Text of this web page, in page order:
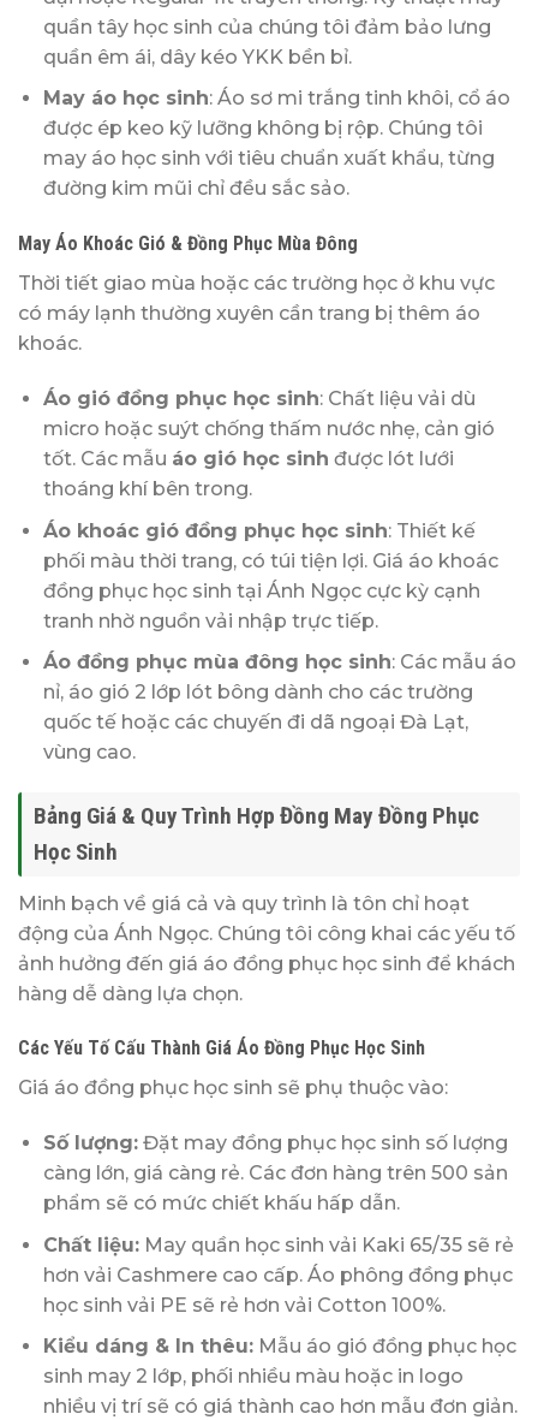
quần tây học sinh của chúng tôi đảm bảo lưng
quần êm ái, dây kéo YKK bền bỉ.
May áo học sinh: Áo sơ mi trắng tinh khôi, cổ áo
được ép keo kỹ lưỡng không bị rộp. Chúng tôi
may áo học sinh với tiêu chuẩn xuất khẩu, từng
đường kim mũi chỉ đều sắc sảo.
May Áo Khoác Gió & Đồng Phục Mùa Đông
Thời tiết giao mùa hoặc các trường học ở khu vực
có máy lạnh thường xuyên cần trang bị thêm áo
khoác.
Áo gió đồng phục học sinh: Chất liệu vải dù
micro hoặc suýt chống thấm nước nhẹ, cản gió
tốt. Các mẫu áo gió học sinh được lót lưới
thoáng khí bên trong.
Áo khoác gió đồng phục học sinh: Thiết kế
phối màu thời trang, có túi tiện lợi. Giá áo khoác
đồng phục học sinh tại Ánh Ngọc cực kỳ cạnh
tranh nhờ nguồn vải nhập trực tiếp.
Áo đồng phục mùa đông học sinh: Các mẫu áo
nỉ, áo gió 2 lớp lót bông dành cho các trường
quốc tế hoặc các chuyến đi dã ngoại Đà Lạt,
vùng cao.
Bảng Giá & Quy Trình Hợp Đồng May Đồng Phục
Học Sinh
Minh bạch về giá cả và quy trình là tôn chỉ hoạt
động của Ánh Ngọc. Chúng tôi công khai các yếu tố
ảnh hưởng đến giá áo đồng phục học sinh để khách
hàng dễ dàng lựa chọn.
Các Yếu Tố Cấu Thành Giá Áo Đồng Phục Học Sinh
Giá áo đồng phục học sinh sẽ phụ thuộc vào:
Số lượng:Đặt may đồng phục học sinh số lượng
càng lớn, giá càng rẻ. Các đơn hàng trên 500 sản
phẩm sẽ có mức chiết khấu hấp dẫn.
Chất liệu:May quần học sinh vải Kaki 65/35 sẽ rẻ
hơn vải Cashmere cao cấp. Áo phông đồng phục
học sinh vải PE sẽ rẻ hơn vải Cotton 100%.
Kiểu dáng & In thêu:Mẫu áo gió đồng phục học
sinh may 2 lớp, phối nhiều màu hoặc in logo
nhiều vị trí sẽ có giá thành cao hơn mẫu đơn giản.